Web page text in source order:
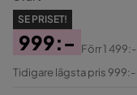
SE PRISET!
Pris
999:-
Original
Förr1 499:-
Tidigare lägsta pris 999:-